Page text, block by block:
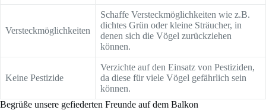
Versteckmöglichkeiten
Schaffe Versteckmöglichkeiten wie z.B.
dichtes Grün oder kleine Sträucher, in
denen sich die Vögel zurückziehen
können.
Keine Pestizide
Verzichte auf den Einsatz von Pestiziden,
da diese für viele Vögel gefährlich sein
können.
Begrüße unsere gefiederten Freunde auf dem Balkon